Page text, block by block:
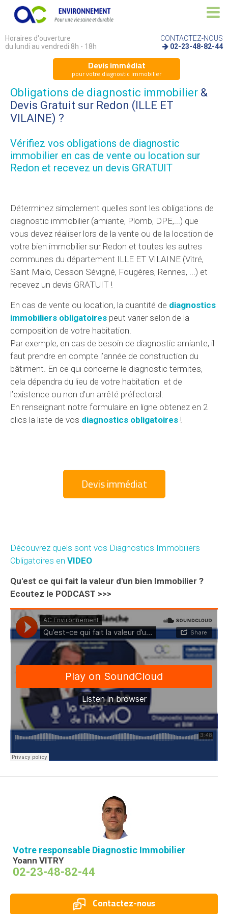
Horaires d'ouverture
du lundi au vendredi 8h - 18h
CONTACTEZ-NOUS
02-23-48-82-44
Devis immédiat
pour votre diagnostic immobilier
Obligations de diagnostic immobilier &
Devis Gratuit sur Redon (ILLE ET
VILAINE) ?
Vérifiez vos obligations de diagnostic
immobilier en cas de vente ou location sur
Redon et recevez un devis GRATUIT
Déterminez simplement quelles sont les obligations de
diagnostic immobilier (amiante, Plomb, DPE,...) que
vous devez réaliser lors de la vente ou de la location de
votre bien immobilier sur Redon et toutes les autres
communes du département ILLE ET VILAINE (Vitré,
Saint Malo, Cesson Sévigné, Fougères, Rennes, ...) et
recevez un devis GRATUIT !
En cas de vente ou location, la quantité de diagnostics
immobiliers obligatoires peut varier selon de la
composition de votre habitation.
Par exemple, en cas de besoin de diagnostic amiante, il
faut prendre en compte l’année de construction du
bâtiment. En ce qui concerne le diagnostic termites,
cela dépendra du lieu de votre habitation et de
l’existence ou non d’un arrêté préfectoral.
En renseignant notre formulaire en ligne obtenez en 2
clics la liste de vos diagnostics obligatoires !
Devis immédiat
Découvrez quels sont vos Diagnostics Immobiliers
Obligatoires en VIDEO
Qu'est ce qui fait la valeur d'un bien Immobilier ?
Ecoutez le PODCAST >>>
Votre responsable Diagnostic Immobilier
Yoann VITRY
02-23-48-82-44
Contactez-nous